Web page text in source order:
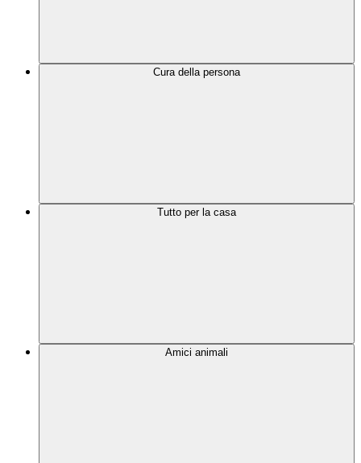
Cura della persona
Tutto per la casa
Amici animali